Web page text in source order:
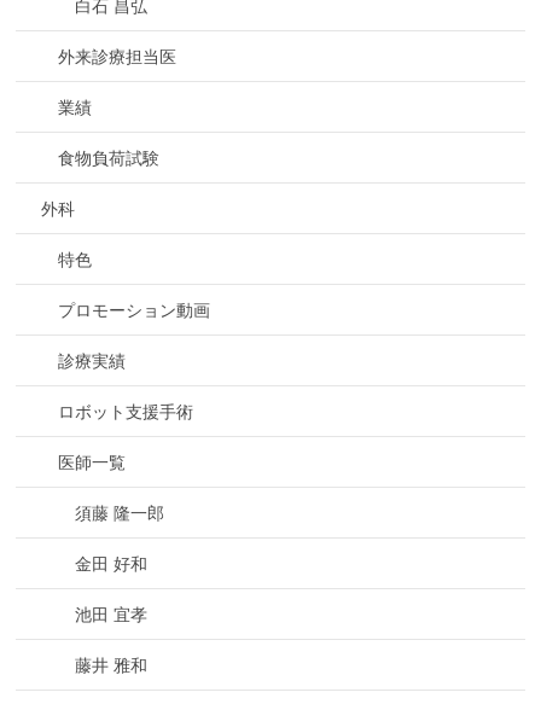
白石 昌弘
外来診療担当医
業績
食物負荷試験
外科
特色
プロモーション動画
診療実績
ロボット支援手術
医師一覧
須藤 隆一郎
金田 好和
池田 宜孝
藤井 雅和